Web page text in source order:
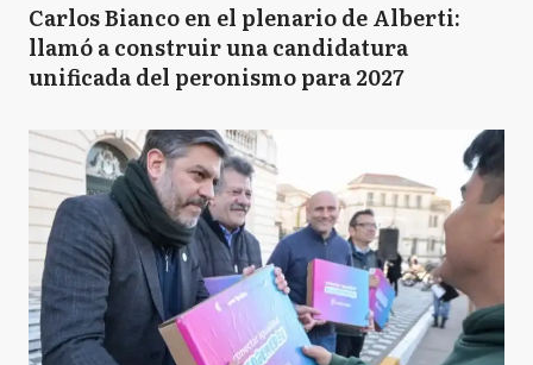
Carlos Bianco en el plenario de Alberti:
llamó a construir una candidatura
unificada del peronismo para 2027